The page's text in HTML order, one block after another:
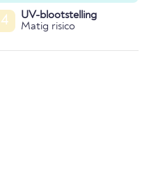
4
UV-blootstelling
Matig risico